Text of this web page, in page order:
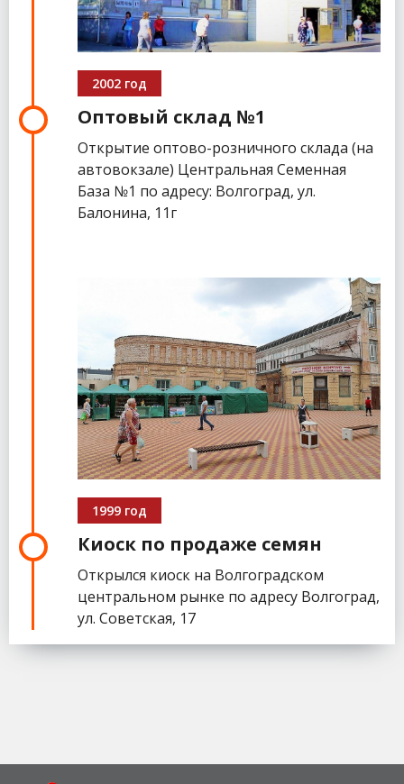
2002 год
Оптовый склад №1
Открытие оптово-розничного склада (на
автовокзале) Центральная Семенная
База №1 по адресу: Волгоград, ул.
Балонина, 11г
1999 год
Киоск по продаже семян
Открылся киоск на Волгоградском
центральном рынке по адресу Волгоград,
ул. Советская, 17